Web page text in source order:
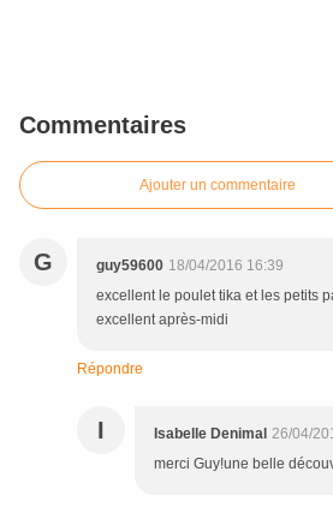
Commentaires
Ajouter un commentaire
G guy59600 18/04/2016 16:39
excellent le poulet tika et les petits
excellent après-midi
Répondre
I Isabelle Denimal 26/04/
merci Guy!une belle